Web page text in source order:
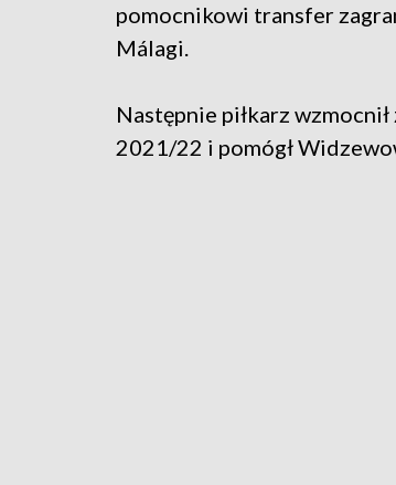
pomocnikowi transfer
Málagi.
Następnie piłkarz
2021/22 i pomógł